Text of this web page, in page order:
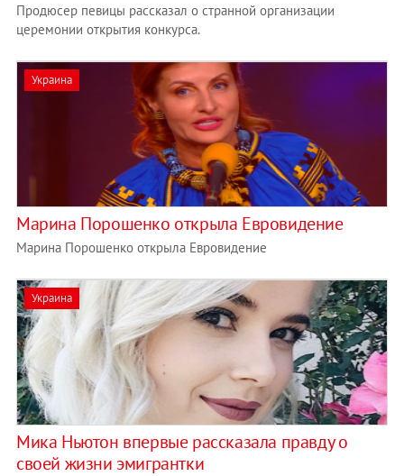
Продюсер певицы рассказал о странной организации
церемонии открытия конкурса.
Украина
Марина Порошенко открыла Евровидение
Марина Порошенко открыла Евровидение
Украина
Мика Ньютон впервые рассказала правду о
своей жизни эмигрантки